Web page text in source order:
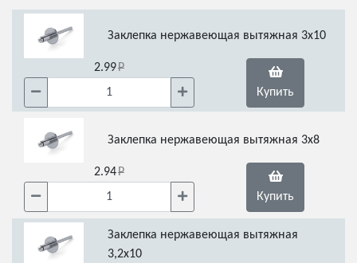
Заклепка нержавеющая вытяжная 3х10
2.99
Купить
Заклепка нержавеющая вытяжная 3х8
2.94
Купить
Заклепка нержавеющая вытяжная
3,2х10